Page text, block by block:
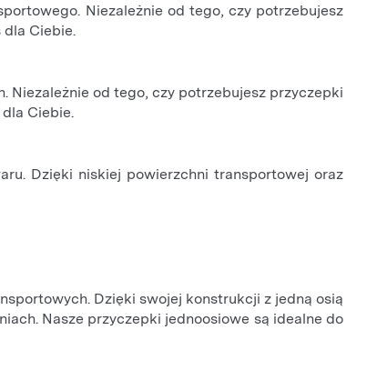
Niezależnie od tego, czy potrzebujesz
Ciebie.
Niezależnie od tego, czy potrzebujesz przyczepki
Ciebie.
Dzięki niskiej powierzchni transportowej oraz
Dzięki swojej konstrukcji z jedną osią
Nasze przyczepki jednoosiowe są idealne do